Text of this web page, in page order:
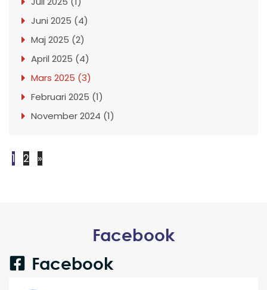
Juni 2025 (4)
Maj 2025 (2)
April 2025 (4)
Mars 2025 (3)
Februari 2025 (1)
November 2024 (1)
1 2 »
Facebook
Facebook